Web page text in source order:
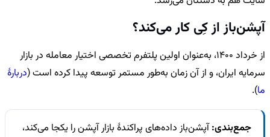
آپشن‌باز از کِی کار می‌کند؟
از خرداد 1400، به‌عنوان اولین پلتفرم تخصصی اختیار معامله در بازار
سرمایه ایران، و از آن زمان به‌طور مستمر توسعه پیدا کرده است (دربارهٔ
ما).
جمع‌بندی:آپشن‌باز داده‌های پراکندهٔ بازار آپشن را یکجا می‌کند،